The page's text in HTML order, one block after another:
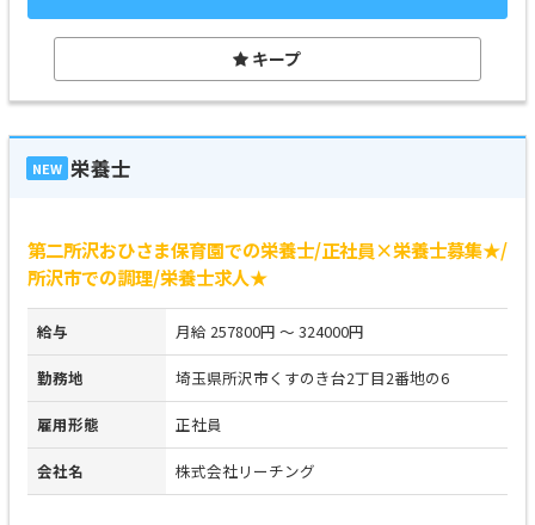
キープ
NEW 栄養士
第二所沢おひさま保育園での栄養士/正社員×栄養士募集★/
所沢市での調理/栄養士求人★
給与 月給 257800円 ～ 324000円
勤務地 埼玉県所沢市くすのき台2丁目2番地の6
雇用形態 正社員
会社名 株式会社リーチング